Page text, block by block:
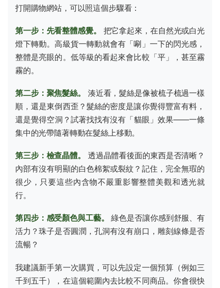
打開購物網站，可以照這個步驟看：
第一步：先看整體感覺。
把它拿起來，在自然光或白光
燈下轉動。高級貨一轉動就會有「唰」一下的閃光感，
整體是亮眼的。低等級的看起來會比較「平」，甚至霧
霧的。
第二步：聚焦髮絲。
湊近看，髮絲是像被梳子梳過一樣
順，還是東倒西歪？髮絲的密度是讓你覺得豐富有料，
還是覺得空洞？試著找找有沒有「貓眼」效果——一條
集中的光帶隨著轉動在髮絲上移動。
第三步：檢查晶體。
透過晶體看後面的東西是否清晰？
內部有沒有明顯的白色棉絮或裂紋？記住，完全無瑕的
很少，只要這些內含物不嚴重影響整體美觀和透光就
行。
第四步：感受顏色與工藝。
綠色是否讓你感到舒服、有
活力？珠子是否圓潤，孔洞有沒有崩口，雕刻線條是否
流暢？
我建議新手第一次購買，可以先設定一個預算（例如三
千到五千），在這個範圍內去比較不同商品。你會很快